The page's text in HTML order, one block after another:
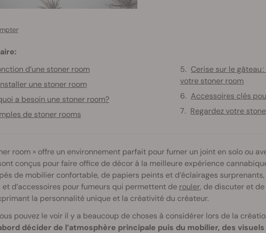
d’une stoner room
une stoner room
a besoin une stoner room?
de stoner rooms
Cerise sur le gâteau
votre stoner room
Accessoires clés
Regardez votre
room » offre un environnement parfait pour fumer un joint en solo ou
conçus pour faire office de décor à la meilleure expérience
de mobilier confortable, de papiers peints et d’éclairages
et d’accessoires pour fumeurs qui permettent de rouler, de discuter et
la personnalité unique et la créativité du créateur.
pouvez le voir il y a beaucoup de choses à considérer lors de la
décider de l’atmosphère principale puis du mobilier, des